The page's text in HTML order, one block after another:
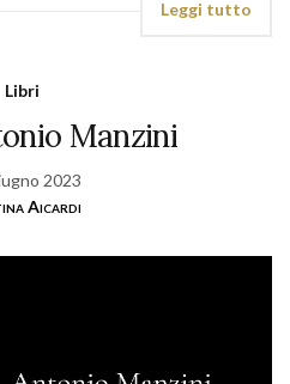
Leggi tutto
Libri
Manzini
2023
Aicardi